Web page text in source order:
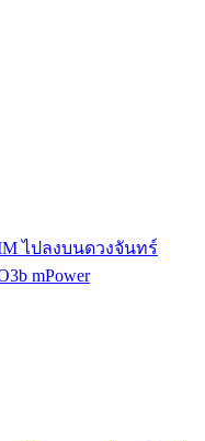
ไปลงบนดวงจันทร์
mPower